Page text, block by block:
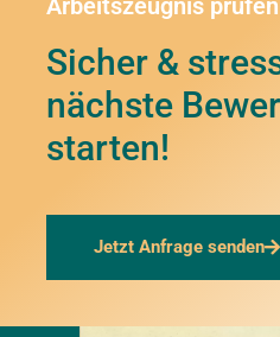
Arbeitszeugnis
Sicher &
nächste
starten!
Jetzt Anfrage senden